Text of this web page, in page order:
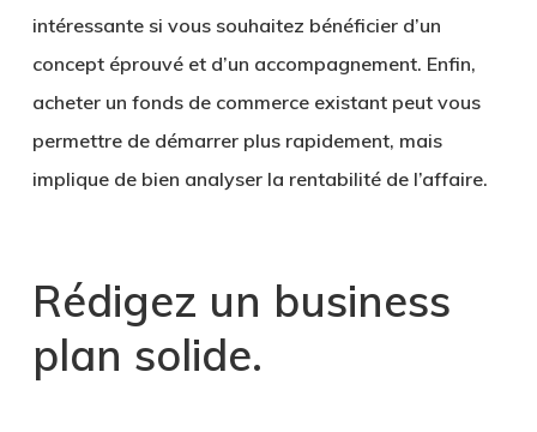
intéressante si vous souhaitez bénéficier d’un
concept éprouvé et d’un accompagnement. Enfin,
acheter un fonds de commerce existant peut vous
permettre de démarrer plus rapidement, mais
implique de bien analyser la rentabilité de l’affaire.
Rédigez un business
plan solide.